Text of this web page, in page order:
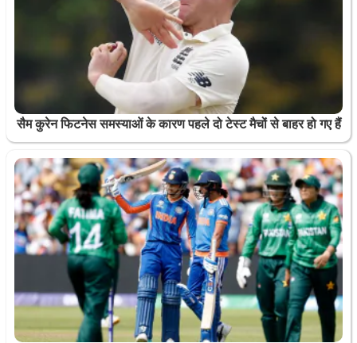
सैम कुरेन फिटनेस समस्याओं के कारण पहले दो टेस्ट मैचों से बाहर हो गए हैं